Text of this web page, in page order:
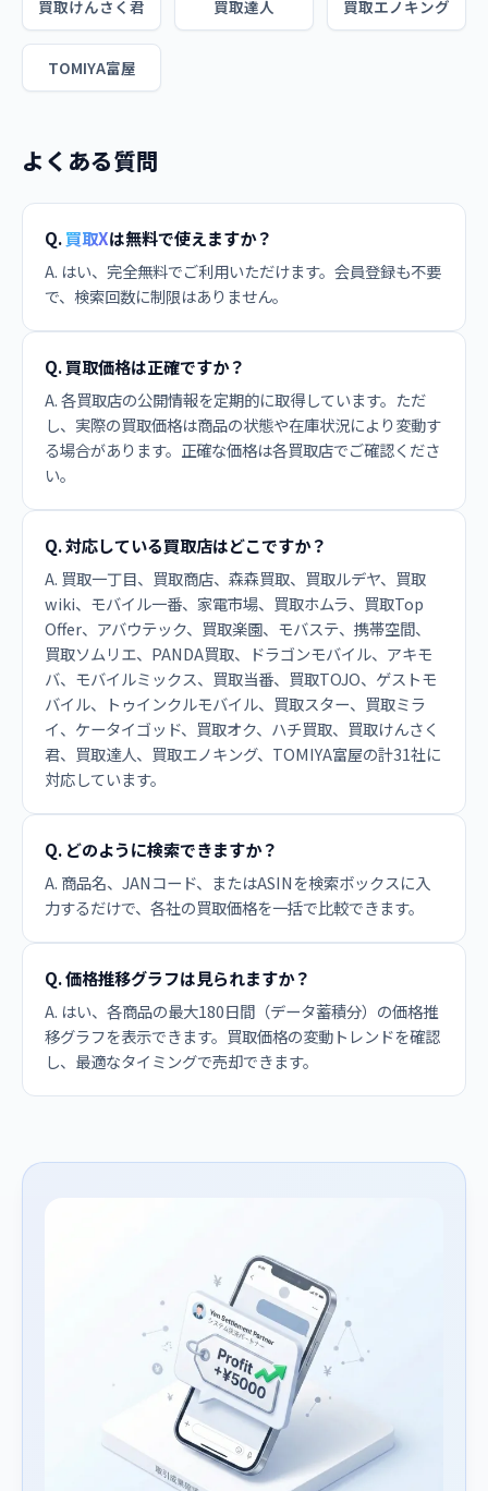
買取けんさく君 買取達人 買取エノキング
TOMIYA富屋
よくある質問
Q.買取Xは無料で使えますか？
A. はい、完全無料でご利用いただけます。会員登録も不要
で、検索回数に制限はありません。
Q. 買取価格は正確ですか？
A. 各買取店の公開情報を定期的に取得しています。ただ
し、実際の買取価格は商品の状態や在庫状況により変動す
る場合があります。正確な価格は各買取店でご確認くださ
い。
Q. 対応している買取店はどこですか？
A. 買取一丁目、買取商店、森森買取、買取ルデヤ、買取
wiki、モバイル一番、家電市場、買取ホムラ、買取Top
Offer、アバウテック、買取楽園、モバステ、携帯空間、
買取ソムリエ、PANDA買取、ドラゴンモバイル、アキモ
バ、モバイルミックス、買取当番、買取TOJO、ゲストモ
バイル、トゥインクルモバイル、買取スター、買取ミラ
イ、ケータイゴッド、買取オク、ハチ買取、買取けんさく
君、買取達人、買取エノキング、TOMIYA富屋の計31社に
対応しています。
Q. どのように検索できますか？
A. 商品名、JANコード、またはASINを検索ボックスに入
力するだけで、各社の買取価格を一括で比較できます。
Q. 価格推移グラフは見られますか？
A. はい、各商品の最大180日間（データ蓄積分）の価格推
移グラフを表示できます。買取価格の変動トレンドを確認
し、最適なタイミングで売却できます。